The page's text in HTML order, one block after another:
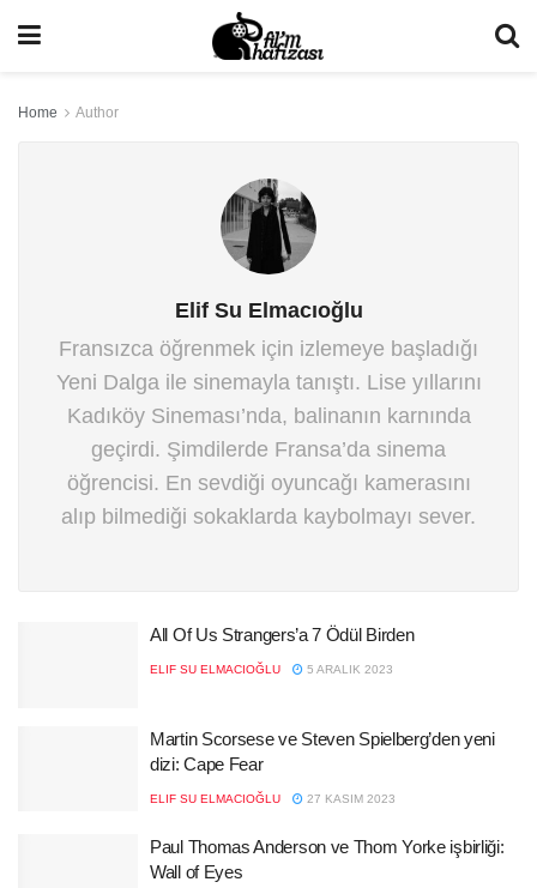
Home Author
Elif Su Elmacıoğlu
Fransızca öğrenmek için izlemeye başladığı
Yeni Dalga ile sinemayla tanıştı. Lise yıllarını
Kadıköy Sineması’nda, balinanın karnında
geçirdi. Şimdilerde Fransa’da sinema
öğrencisi. En sevdiği oyuncağı kamerasını
alıp bilmediği sokaklarda kaybolmayı sever.
All Of Us Strangers’a 7 Ödül Birden
ELIF SU ELMACIOĞLU 5 ARALIK 2023
Martin Scorsese ve Steven Spielberg’den yeni
dizi: Cape Fear
ELIF SU ELMACIOĞLU 27 KASIM 2023
Paul Thomas Anderson ve Thom Yorke işbirliği:
Wall of Eyes